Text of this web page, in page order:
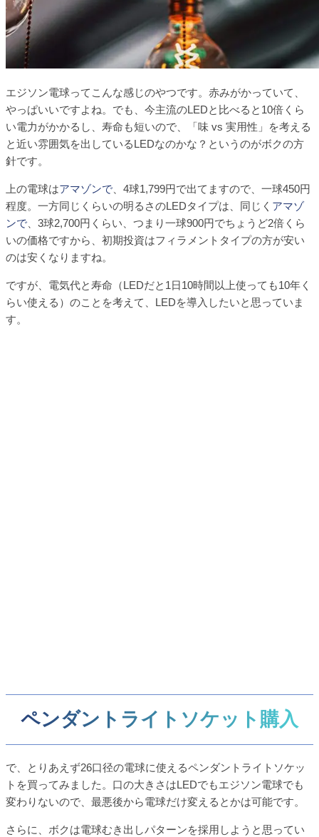
エジソン電球ってこんな感じのやつです。赤みがかっていて、
やっぱいいですよね。でも、今主流のLEDと比べると10倍くら
い電力がかかるし、寿命も短いので、「味 vs 実用性」を考える
と近い雰囲気を出しているLEDなのかな？というのがボクの方
針です。
上の電球はアマゾンで 、4球1,799円で出てますので、一球450円
程度。一方同じくらいの明るさのLEDタイプは、同じく アマゾ
ンで 、3球2,700円くらい、つまり一球900円でちょうど2倍くら
いの価格ですから、初期投資はフィラメントタイプの方が安い
のは安くなりますね。
ですが、電気代と寿命（LEDだと1日10時間以上使っても10年く
らい使える）のことを考えて、LEDを導入したいと思っていま
す。
ペンダントライトソケット購入
で、とりあえず26口径の電球に使えるペンダントライトソケッ
トを買ってみました。口の大きさはLEDでもエジソン電球でも
変わりないので、最悪後から電球だけ変えるとかは可能です。
さらに、ボクは電球むき出しパターンを採用しようと思ってい